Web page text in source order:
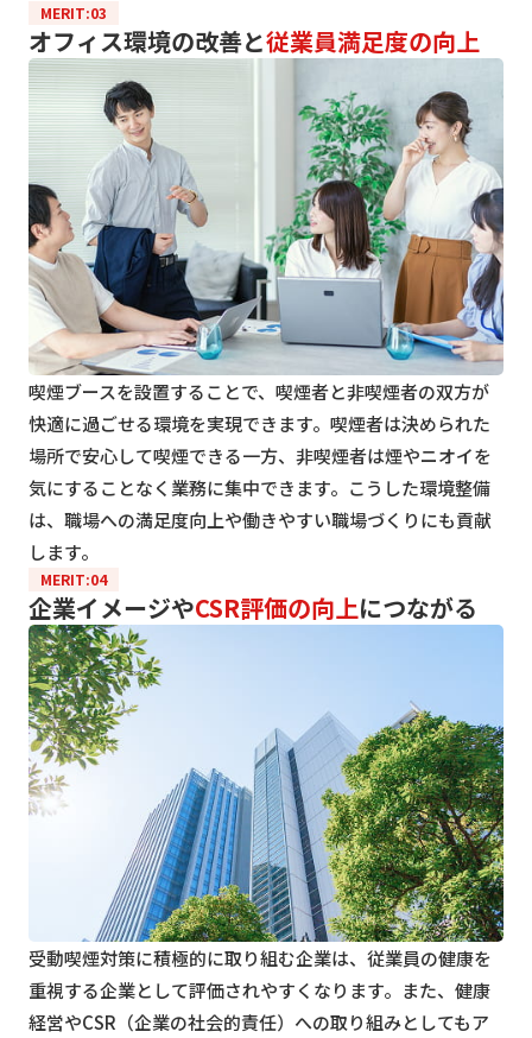
MERIT:03
オフィス環境の改善と従業員満足度の向上
喫煙ブースを設置することで、喫煙者と非喫煙者の双方が
快適に過ごせる環境を実現できます。喫煙者は決められた
場所で安心して喫煙できる一方、非喫煙者は煙やニオイを
気にすることなく業務に集中できます。こうした環境整備
は、職場への満足度向上や働きやすい職場づくりにも貢献
します。
MERIT:04
企業イメージやCSR評価の向上につながる
受動喫煙対策に積極的に取り組む企業は、従業員の健康を
重視する企業として評価されやすくなります。また、健康
経営やCSR（企業の社会的責任）への取り組みとしてもア